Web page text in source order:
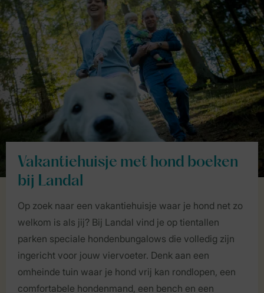
Vakantiehuisje met hond boeken
bij Landal
Op zoek naar een vakantiehuisje waar je hond net zo
welkom is als jij? Bij Landal vind je op tientallen
parken speciale hondenbungalows die volledig zijn
ingericht voor jouw viervoeter. Denk aan een
omheinde tuin waar je hond vrij kan rondlopen, een
comfortabele hondenmand, een bench en een